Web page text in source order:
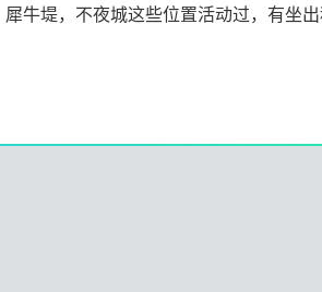
牛堤，不夜城这些位置活动过，有坐